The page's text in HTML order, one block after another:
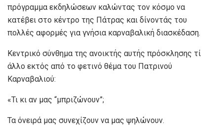
πρόγραμμα εκδηλώσεων καλώντας τον κόσμο να
κατέβει στο κέντρο της Πάτρας και δίνοντάς του
πολλές αφορμές για γνήσια καρναβαλική διασκέδαση.
Κεντρικό σύνθημα της ανοικτής αυτής πρόσκλησης τί
άλλο εκτός από το φετινό θέμα του Πατρινού
Καρναβαλιού:
«Τι κι αν μας “μπριζώνουν”;
Τα όνειρά μας συνεχίζουν να μας ψηλώνουν.